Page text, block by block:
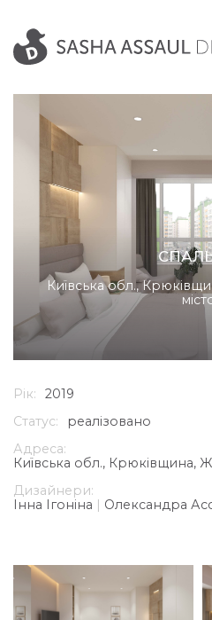
Київська обл.,
Рік:
2019
Статус:
реалізовано
Адреса:
Київська обл., Крюківщина,
Дизайнери:
Інна Ігоніна | Олександра